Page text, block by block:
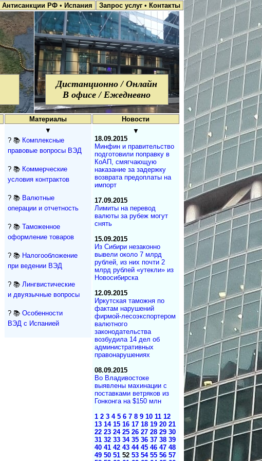
Антисанкции РФ • Испания Запрос услуг • Контакты
Дистанционно / Онлайн
В офисе / Ежедневно
Материалы Новости
▼
? 📚 Комплексные
правовые вопросы ВЭД
? 📚 Коммерческие
условия контрактов
? 📚 Валютные
операции и отчетность
? 📚 Таможенное
оформление товаров
? 📚 Налогообложение
при ведении ВЭД
? 📚 Лингвистические
и двуязычные вопросы
? 📚 Особенности
ВЭД с Испанией
▼
18.09.2015
Минфин и правительство
подготовили поправку в
КоАП, смягчающую
наказание за задержку
возврата предоплаты на
импорт
17.09.2015
Лимиты на перевод
валюты за рубеж могут
снять
15.09.2015
Из Сибири незаконно
вывели около 7 млрд
рублей, из них почти 2
млрд рублей «утекли» из
Новосибирска
12.09.2015
Иркутская таможня по
фактам нарушений
фирмой-лесоэкспортером
валютного
законодательства
возбудила 14 дел об
административных
правонарушениях
08.09.2015
Во Владивостоке
выявлены махинации с
поставками ветряков из
Гонконга на $150 млн
1 2 3 4 5 6 7 8 9 10 11 12
13 14 15 16 17 18 19 20 21
22 23 24 25 26 27 28 29 30
31 32 33 34 35 36 37 38 39
40 41 42 43 44 45 46 47 48
49 50 51 52 53 54 55 56 57